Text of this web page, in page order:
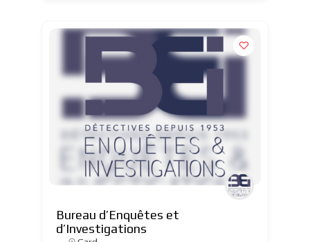
Bureau d’Enquêtes et
d’Investigations